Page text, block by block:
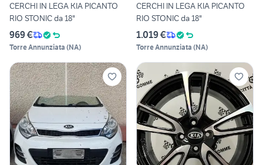
CERCHI IN LEGA KIA PICANTO
RIO STONIC da 18"
969 €
Torre Annunziata (NA)
CERCHI IN LEGA KIA PICANTO
RIO STONIC da 18"
1.019 €
Torre Annunziata (NA)